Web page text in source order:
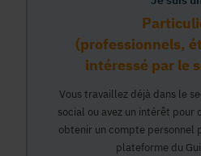
(professionnels,
intéressé par le
Vous travaillez déjà dans le
social ou avez un intérêt pour
obtenir un compte personnel
plateforme du